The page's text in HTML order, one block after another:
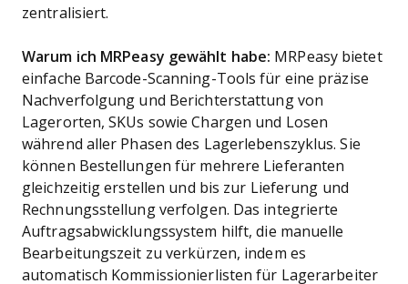
zentralisiert.
Warum ich MRPeasy gewählt habe: MRPeasy bietet
einfache Barcode-Scanning-Tools für eine präzise
Nachverfolgung und Berichterstattung von
Lagerorten, SKUs sowie Chargen und Losen
während aller Phasen des Lagerlebenszyklus. Sie
können Bestellungen für mehrere Lieferanten
gleichzeitig erstellen und bis zur Lieferung und
Rechnungsstellung verfolgen. Das integrierte
Auftragsabwicklungssystem hilft, die manuelle
Bearbeitungszeit zu verkürzen, indem es
automatisch Kommissionierlisten für Lagerarbeiter